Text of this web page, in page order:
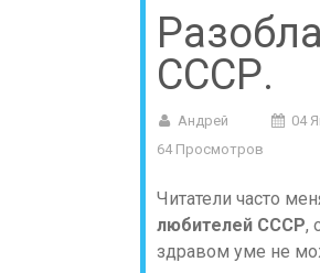
СССР.
Андрей 04
64 Просмотров
Читатели часто
любителей СССР,
здравом уме не